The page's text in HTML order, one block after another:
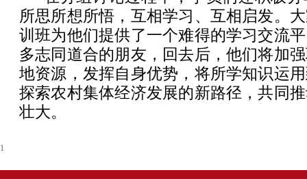
所思所想所悟，互相学习、互相启发。
训班为他们提供了一个难得的学习交流
多志同道合的朋友，回去后，他们将加
地资源，发挥自身优势，将所学知识运
探索农村集体经济发展的新路径，共同
壮大。
1